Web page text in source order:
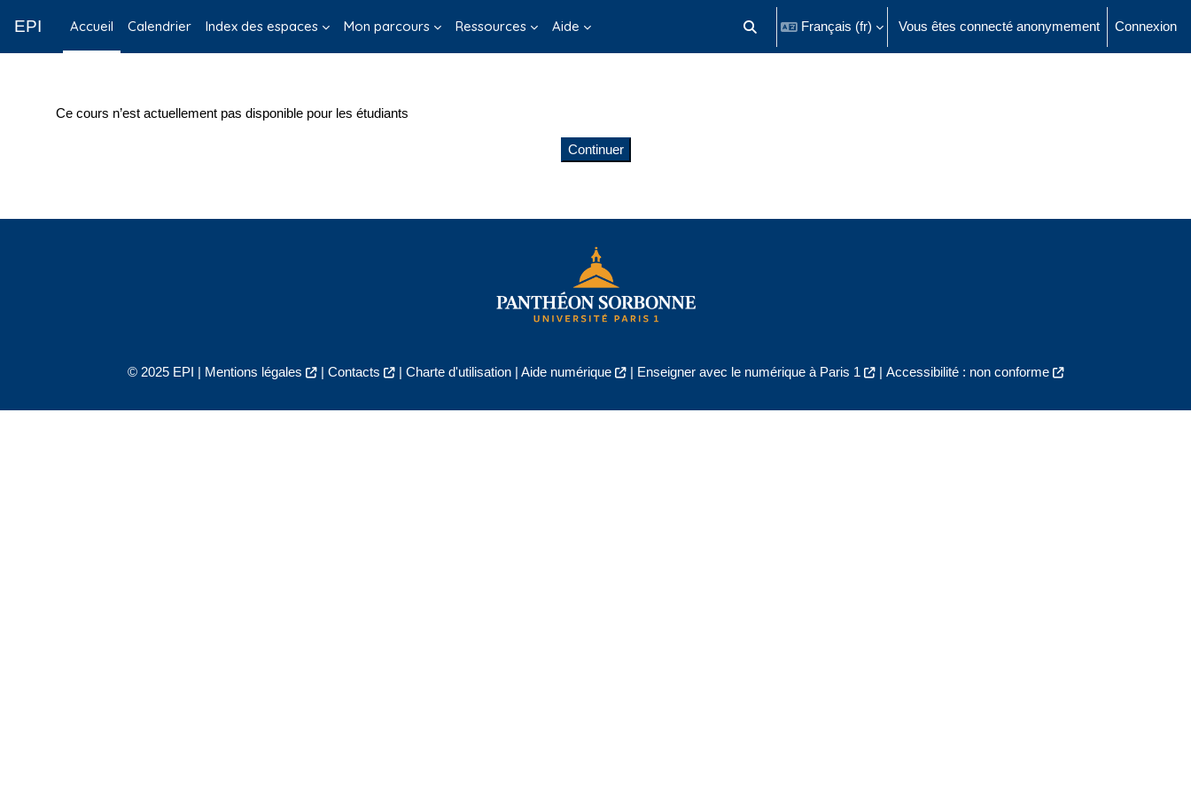
EPI Accueil Calendrier Index des espaces Mon parcours Ressources Aide Activer/désactiver la saisie de recherche
Français ‎(fr)‎ Vous êtes connecté anonymement Connexion
Ce cours n’est actuellement pas disponible pour les étudiants
Continuer
© 2025 EPI | Mentions légales | Contacts | Charte d'utilisation| Aide numérique | Enseigner avec le numérique à Paris 1 | Accessibilité : non conforme